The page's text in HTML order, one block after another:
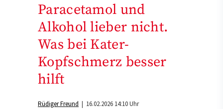
Paracetamol und
Alkohol lieber nicht.
Was bei Kater-
Kopfschmerz besser
hilft
Rüdiger Freund | 16.02.2026 14:10 Uhr